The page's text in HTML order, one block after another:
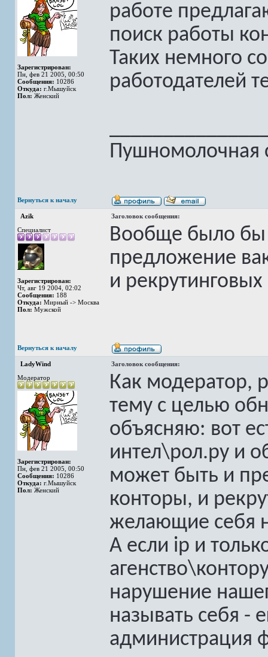
Зарегистрирован:
Пн, фев 21 2005, 00:50
Сообщения: 10286
Откуда: г.Мышуйск
Пол: Женский
работе
поиск работы
Таких немного
работодателей
Пушномолочная
Вернуться к началу
Azik
Заголовок сообщения:
Специалист
Зарегистрирован:
Чт, авг 19 2004, 02:02
Сообщения: 188
Откуда: Мирный -> Москва
Пол: Мужской
Вообще было бы
предложение
и
Вернуться к началу
LadyWind
Заголовок сообщения:
Модератор
Зарегистрирован:
Пн, фев 21 2005, 00:50
Сообщения: 10286
Откуда: г.Мышуйск
Пол: Женский
Как модератор,
тему с целью
объясняю: вот
интел\рол.ру и
может быть и
конторы, и
желающие себя
А если ip и
нарушение
называть себя -
администрация